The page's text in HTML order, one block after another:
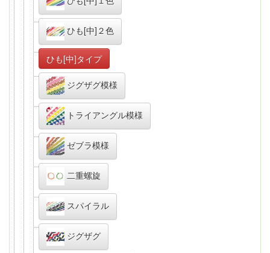
ひも[中]２色
ひも[中]タイプ
ジグザグ模様
トライアングル模様
ゼブラ模様
二重螺旋
スパイラル
ジグザグ